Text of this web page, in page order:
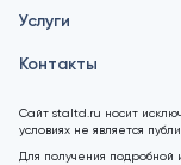
Услуги
Контакты
Сайт staltd.ru носит
условиях не является
Для получения подробной